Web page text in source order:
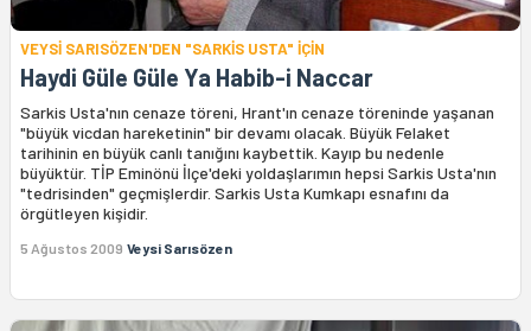
VEYSİ SARISÖZEN'DEN "SARKİS USTA" İÇİN
Haydi Güle Güle Ya Habib-i Naccar
Sarkis Usta'nın cenaze töreni, Hrant'ın cenaze töreninde yaşanan
"büyük vicdan hareketinin" bir devamı olacak. Büyük Felaket
tarihinin en büyük canlı tanığını kaybettik. Kayıp bu nedenle
büyüktür. TİP Eminönü İlçe'deki yoldaşlarımın hepsi Sarkis Usta'nın
"tedrisinden" geçmişlerdir. Sarkis Usta Kumkapı esnafını da
örgütleyen kişidir.
5 Ağustos 2009 Veysi Sarısözen